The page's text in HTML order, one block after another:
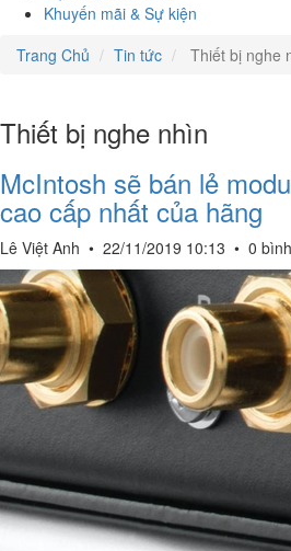
Khuyến mãi & Sự kiện
Trang Chủ
Tin tức Thiết bị nghe
Thiết bị nghe nhìn
McIntosh sẽ bán lẻ
cao cấp nhất của hãng
Lê Việt Anh • 22/11/2019 10:13 • 0